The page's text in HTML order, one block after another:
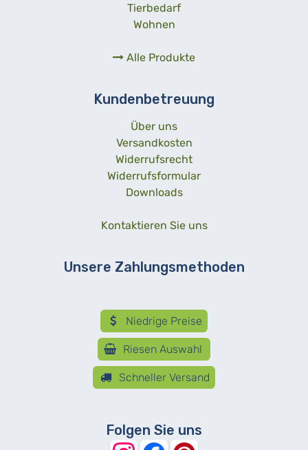
Tierbedarf
Wohnen
Alle Produkte
Kundenbetreuung
Über uns
Versandkosten
Widerrufsrecht
Widerrufsformular
Downloads
Kontaktieren Sie uns
Unsere Zahlungsmethoden
Niedrige Preise
Riesen Auswahl
Schneller Versand
Folgen Sie uns